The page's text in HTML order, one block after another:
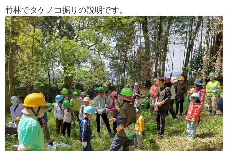
竹林でタケノコ掘りの説明です。